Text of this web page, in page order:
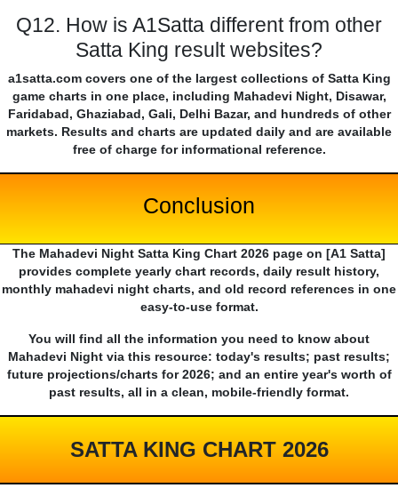
Q12. How is A1Satta different from other
Satta King result websites?
a1satta.com covers one of the largest collections of Satta King
game charts in one place, including Mahadevi Night, Disawar,
Faridabad, Ghaziabad, Gali, Delhi Bazar, and hundreds of other
markets. Results and charts are updated daily and are available
free of charge for informational reference.
Conclusion
The Mahadevi Night Satta King Chart 2026 page on [A1 Satta]
provides complete yearly chart records, daily result history,
monthly mahadevi night charts, and old record references in one
easy-to-use format.
You will find all the information you need to know about
Mahadevi Night via this resource: today's results; past results;
future projections/charts for 2026; and an entire year's worth of
past results, all in a clean, mobile-friendly format.
SATTA KING CHART 2026